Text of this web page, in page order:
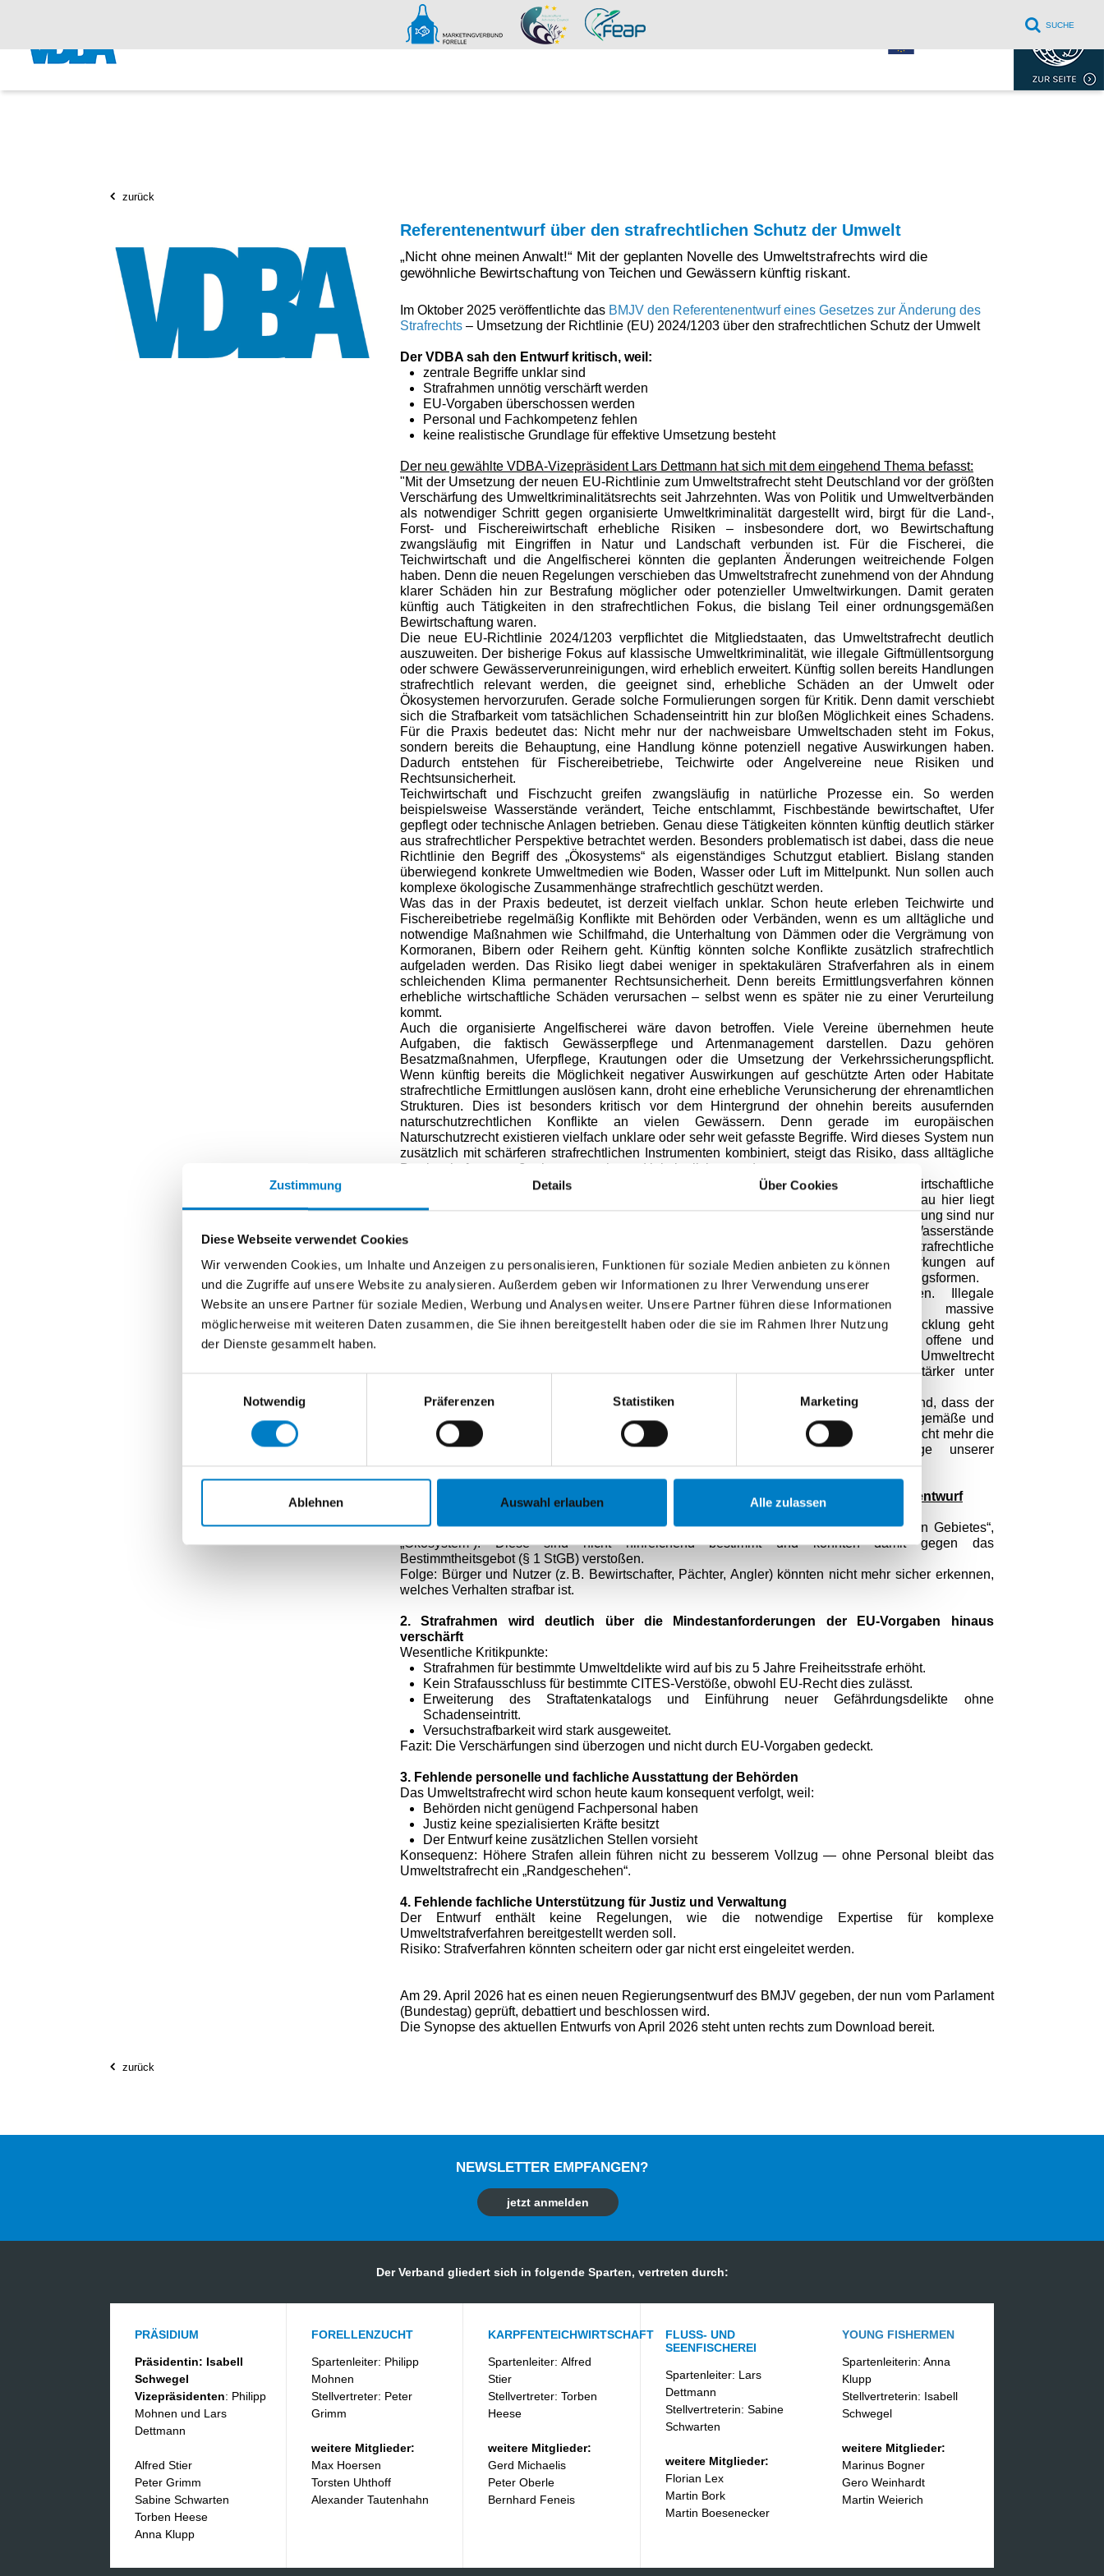
Zustimmung Details Über Cookies
Diese Webseite verwendet Cookies
Wir verwenden Cookies, um Inhalte und Anzeigen zu personalisieren, Funktionen für soziale Medien anbieten zu können
und die Zugriffe auf unsere Website zu analysieren. Außerdem geben wir Informationen zu Ihrer Verwendung unserer
Website an unsere Partner für soziale Medien, Werbung und Analysen weiter. Unsere Partner führen diese Informationen
möglicherweise mit weiteren Daten zusammen, die Sie ihnen bereitgestellt haben oder die sie im Rahmen Ihrer Nutzung
der Dienste gesammelt haben.
Notwendig
Präferenzen Statistiken Marketing
Ablehnen Auswahl erlauben Alle zulassen
SUCHE
zurück
Referentenentwurf über den strafrechtlichen Schutz der Umwelt
„Nicht ohne meinen Anwalt!“ Mit der geplanten Novelle des Umweltstrafrechts wird die
gewöhnliche Bewirtschaftung von Teichen und Gewässern künftig riskant.
Im Oktober 2025 veröffentlichte das BMJV den Referentenentwurf eines Gesetzes zur Änderung des
Strafrechts– Umsetzung der Richtlinie (EU) 2024/1203 über den strafrechtlichen Schutz der Umwelt
Der VDBA sah den Entwurf kritisch, weil:
zentrale Begriffe unklar sind
Strafrahmen unnötig verschärft werden
EU‑Vorgaben überschossen werden
Personal und Fachkompetenz fehlen
keine realistische Grundlage für effektive Umsetzung besteht
Der neu gewählte VDBA-Vizepräsident Lars Dettmann hat sich mit dem eingehend Thema befasst:
"Mit der Umsetzung der neuen EU-Richtlinie zum Umweltstrafrecht steht Deutschland vor der größten
Verschärfung des Umweltkriminalitätsrechts seit Jahrzehnten. Was von Politik und Umweltverbänden
als notwendiger Schritt gegen organisierte Umweltkriminalität dargestellt wird, birgt für die Land-,
Forst- und Fischereiwirtschaft erhebliche Risiken – insbesondere dort, wo Bewirtschaftung
zwangsläufig mit Eingriffen in Natur und Landschaft verbunden ist. Für die Fischerei, die
Teichwirtschaft und die Angelfischerei könnten die geplanten Änderungen weitreichende Folgen
haben. Denn die neuen Regelungen verschieben das Umweltstrafrecht zunehmend von der Ahndung
klarer Schäden hin zur Bestrafung möglicher oder potenzieller Umweltwirkungen. Damit geraten
künftig auch Tätigkeiten in den strafrechtlichen Fokus, die bislang Teil einer ordnungsgemäßen
Bewirtschaftung waren.
Die neue EU-Richtlinie 2024/1203 verpflichtet die Mitgliedstaaten, das Umweltstrafrecht deutlich
auszuweiten. Der bisherige Fokus auf klassische Umweltkriminalität, wie illegale Giftmüllentsorgung
oder schwere Gewässerverunreinigungen, wird erheblich erweitert. Künftig sollen bereits Handlungen
strafrechtlich relevant werden, die geeignet sind, erhebliche Schäden an der Umwelt oder
Ökosystemen hervorzurufen. Gerade solche Formulierungen sorgen für Kritik. Denn damit verschiebt
sich die Strafbarkeit vom tatsächlichen Schadenseintritt hin zur bloßen Möglichkeit eines Schadens.
Für die Praxis bedeutet das: Nicht mehr nur der nachweisbare Umweltschaden steht im Fokus,
sondern bereits die Behauptung, eine Handlung könne potenziell negative Auswirkungen haben.
Dadurch entstehen für Fischereibetriebe, Teichwirte oder Angelvereine neue Risiken und
Rechtsunsicherheit.
Teichwirtschaft und Fischzucht greifen zwangsläufig in natürliche Prozesse ein. So werden
beispielsweise Wasserstände verändert, Teiche entschlammt, Fischbestände bewirtschaftet, Ufer
gepflegt oder technische Anlagen betrieben. Genau diese Tätigkeiten könnten künftig deutlich stärker
aus strafrechtlicher Perspektive betrachtet werden. Besonders problematisch ist dabei, dass die neue
Richtlinie den Begriff des „Ökosystems“ als eigenständiges Schutzgut etabliert. Bislang standen
überwiegend konkrete Umweltmedien wie Boden, Wasser oder Luft im Mittelpunkt. Nun sollen auch
komplexe ökologische Zusammenhänge strafrechtlich geschützt werden.
Was das in der Praxis bedeutet, ist derzeit vielfach unklar. Schon heute erleben Teichwirte und
Fischereibetriebe regelmäßig Konflikte mit Behörden oder Verbänden, wenn es um alltägliche und
notwendige Maßnahmen wie Schilfmahd, die Unterhaltung von Dämmen oder die Vergrämung von
Kormoranen, Bibern oder Reihern geht. Künftig könnten solche Konflikte zusätzlich strafrechtlich
aufgeladen werden. Das Risiko liegt dabei weniger in spektakulären Strafverfahren als in einem
schleichenden Klima permanenter Rechtsunsicherheit. Denn bereits Ermittlungsverfahren können
erhebliche wirtschaftliche Schäden verursachen – selbst wenn es später nie zu einer Verurteilung
kommt.
Auch die organisierte Angelfischerei wäre davon betroffen. Viele Vereine übernehmen heute
Aufgaben, die faktisch Gewässerpflege und Artenmanagement darstellen. Dazu gehören
Besatzmaßnahmen, Uferpflege, Krautungen oder die Umsetzung der Verkehrssicherungspflicht.
Wenn künftig bereits die Möglichkeit negativer Auswirkungen auf geschützte Arten oder Habitate
strafrechtliche Ermittlungen auslösen kann, droht eine erhebliche Verunsicherung der ehrenamtlichen
Strukturen. Dies ist besonders kritisch vor dem Hintergrund der ohnehin bereits ausufernden
naturschutzrechtlichen Konflikte an vielen Gewässern. Denn gerade im europäischen
Naturschutzrecht existieren vielfach unklare oder sehr weit gefasste Begriffe. Wird dieses System nun
zusätzlich mit schärferen strafrechtlichen Instrumenten kombiniert, steigt das Risiko, dass alltägliche
Bewirtschaftungsmaßnahmen zunehmend kriminalisiert werden.
Welche Ausnahmen sollen künftig für ordnungsgemäße land-, forst- und fischereiwirtschaftliche
Nutzungen, gute fachliche Praxis und unvermeidbare Beeinträchtigungen gelten? Genau hier liegt
einer der zentralen Konfliktpunkte. Denn Fischerei, Fischzucht und Gewässerbewirtschaftung sind nur
möglich, wenn in natürliche Prozesse eingegriffen wird. Wer Teiche bewirtschaftet, Wasserstände
reguliert oder Gewässer unterhält, verändert zwangsläufig Lebensräume. Wenn die strafrechtliche
Bewertung bereits auf Grundlage potenzieller Risiken oder hypothetischer Auswirkungen auf
Ökosysteme erfolgt, droht eine schleichende Kriminalisierung traditioneller Bewirtschaftungsformen.
Selbstverständlich müssen schwere Umweltstraftaten wirksam verfolgt werden. Illegale
Schadstoffeinleitungen, organisierte Umweltkriminalität oder vorsätzliche, massive
Gewässerverunreinigungen müssen konsequent bestraft werden. Die aktuelle Entwicklung geht
jedoch weit darüber hinaus. Anstelle klarer Abgrenzungen entstehen zunehmend offene und
interpretationsfähige Strafbarkeitsräume. Gerade in einem ohnehin hochkomplexen Umweltrecht
wächst damit die Gefahr, dass legale und notwendige Bewirtschaftung immer stärker unter
Für die Fischerei, die Teichwirtschaft und die Angelfischerei ist es deshalb entscheidend, dass der
Gesetzgeber bei der Umsetzung der Richtlinie klare Schutzklauseln für eine ordnungsgemäße und
fachlich anerkannte Bewirtschaftung schafft. Andernfalls droht eine Entwicklung, bei der nicht mehr die
vorsätzliche Umweltzerstörung, sondern die alltägliche Nutzung und Pflege unserer
Kulturlandschaften im Mittelpunkt steht."
Kernaussagen der Fischerei- und Wasserrechtskommission zum BMJV-Referentenentwurf
1. Unklare neue strafrechtliche Begriffe
Der Entwurf führt neue Legaldefinitionen ein („Lebensraum innerhalb eines geschützten Gebietes“,
„Ökosystem“). Diese sind nicht hinreichend bestimmt und könnten damit gegen das
Bestimmtheitsgebot (§ 1 StGB) verstoßen.
Folge: Bürger und Nutzer (z. B. Bewirtschafter, Pächter, Angler) könnten nicht mehr sicher erkennen,
welches Verhalten strafbar ist.
2. Strafrahmen wird deutlich über die Mindestanforderungen der EU‑Vorgaben hinaus
verschärft
Wesentliche Kritikpunkte:
Strafrahmen für bestimmte Umweltdelikte wird auf bis zu 5 Jahre Freiheitsstrafe erhöht.
Kein Strafausschluss für bestimmte CITES‑Verstöße, obwohl EU‑Recht dies zulässt.
Erweiterung des Straftatenkatalogs und Einführung neuer Gefährdungsdelikte ohne
Schadenseintritt.
Versuchstrafbarkeit wird stark ausgeweitet.
Fazit: Die Verschärfungen sind überzogen und nicht durch EU‑Vorgaben gedeckt.
3. Fehlende personelle und fachliche Ausstattung der Behörden
Das Umweltstrafrecht wird schon heute kaum konsequent verfolgt, weil:
Behörden nicht genügend Fachpersonal haben
Justiz keine spezialisierten Kräfte besitzt
Der Entwurf keine zusätzlichen Stellen vorsieht
Konsequenz: Höhere Strafen allein führen nicht zu besserem Vollzug — ohne Personal bleibt das
Umweltstrafrecht ein „Randgeschehen“.
4. Fehlende fachliche Unterstützung für Justiz und Verwaltung
Der Entwurf enthält keine Regelungen, wie die notwendige Expertise für komplexe
Umweltstrafverfahren bereitgestellt werden soll.
Risiko: Strafverfahren könnten scheitern oder gar nicht erst eingeleitet werden.
Am 29. April 2026 hat es einen neuen Regierungsentwurf des BMJV gegeben, der nun vom Parlament
(Bundestag) geprüft, debattiert und beschlossen wird.
Die Synopse des aktuellen Entwurfs von April 2026 steht unten rechts zum Download bereit.
zurück
NEWSLETTER EMPFANGEN?
jetzt anmelden
Der Verband gliedert sich in folgende Sparten, vertreten durch:
PRÄSIDIUM
Präsidentin: Isabell
Schwegel
Vizepräsidenten: Philipp
Mohnen und Lars
Dettmann
Alfred Stier
Peter Grimm
Sabine Schwarten
Torben Heese
​Anna Klupp
FORELLENZUCHT
Spartenleiter: Philipp
Mohnen
Stellvertreter: Peter
Grimm
weitere Mitglieder:
​Max Hoersen
Torsten Uhthoff
Alexander Tautenhahn
KARPFENTEICHWIRTSCHAFT
Spartenleiter: Alfred
Stier
Stellvertreter: Torben
Heese
weitere Mitglieder:
Gerd Michaelis
Peter Oberle
Bernhard Feneis
FLUSS- UND
SEENFISCHEREI
Spartenleiter: Lars
Dettmann
Stellvertreterin: Sabine
Schwarten
weitere Mitglieder:
Florian Lex
Martin Bork
Martin Boesenecker
YOUNG FISHERMEN
Spartenleiterin: Anna
Klupp
Stellvertreterin: Isabell
Schwegel
weitere Mitglieder:
Marinus Bogner
Gero Weinhardt
Martin Weierich